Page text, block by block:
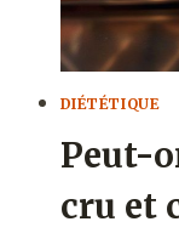
DIÉTÉTIQUE
Peut-
cru et